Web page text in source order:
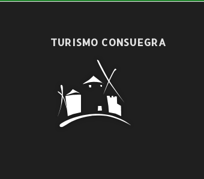
TURISMO CONSUEGRA